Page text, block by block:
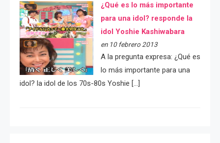
¿Qué es lo más importante
para una idol? responde la
idol Yoshie Kashiwabara
en 10 febrero 2013
A la pregunta expresa: ¿Qué es
lo más importante para una
idol? la idol de los 70s-80s Yoshie […]